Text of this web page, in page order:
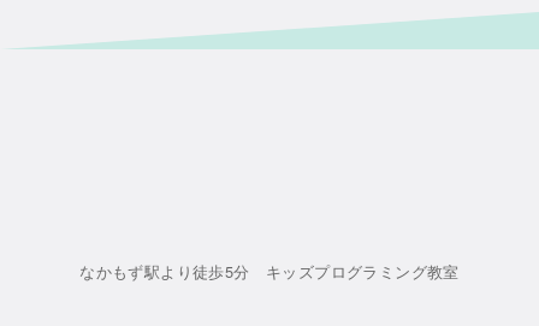
なかもず駅より徒歩5分 キッズプログラミング教室